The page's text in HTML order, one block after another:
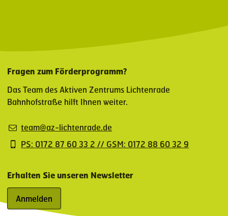
Fragen zum Förderprogramm?
Das Team des Aktiven Zentrums Lichtenrade
Bahnhofstraße hilft Ihnen weiter.
team@az-lichtenrade.de
PS: 0172 87 60 33 2 // GSM: 0172 88 60 32 9
Erhalten Sie unseren Newsletter